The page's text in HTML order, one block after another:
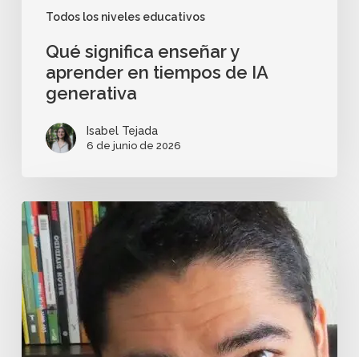
Todos los niveles educativos
Qué significa enseñar y
aprender en tiempos de IA
generativa
Isabel Tejada
6 de junio de 2026